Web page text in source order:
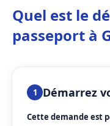
Quel est le
passeport à
1 Démarrez
Cette demande est